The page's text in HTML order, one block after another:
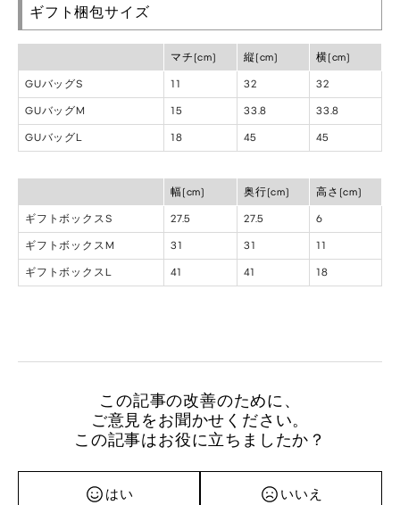
ギフト梱包サイズ
マチ(cm) 縦(cm) 横(cm)
GUバッグS 11 32 32
GUバッグM 15 33.8 33.8
GUバッグL 18 45 45
幅(cm) 奥行(cm) 高さ(cm)
ギフトボックスS 27.5 27.5 6
ギフトボックスM 31 31 11
ギフトボックスL 41 41 18
この記事の改善のために、
ご意見をお聞かせください。
この記事はお役に立ちましたか？
はい いいえ